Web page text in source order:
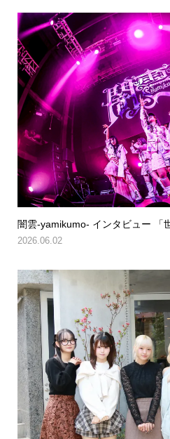
闇雲-yamikumo- インタビュー 「
2026.06.02